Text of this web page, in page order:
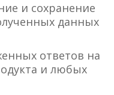
и сохранение
данных
ответов на
и любых